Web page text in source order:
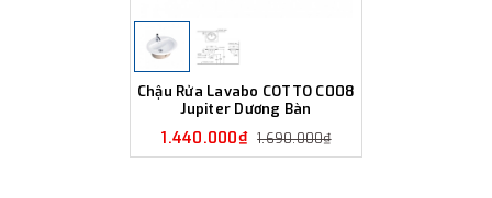
Chậu Rửa Lavabo COTTO C008
Jupiter Dương Bàn
1.440.000₫ 1.690.000₫